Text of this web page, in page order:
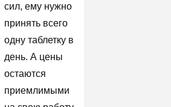
сил, ему нужно
принять всего
одну таблетку в
день. А цены
остаются
приемлимыми